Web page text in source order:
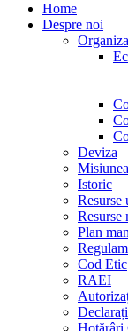
Home
Despre noi
Deviza
Istoric
Resurse
Resurse
Plan
Cod Etic
RAEI
Hotărâri